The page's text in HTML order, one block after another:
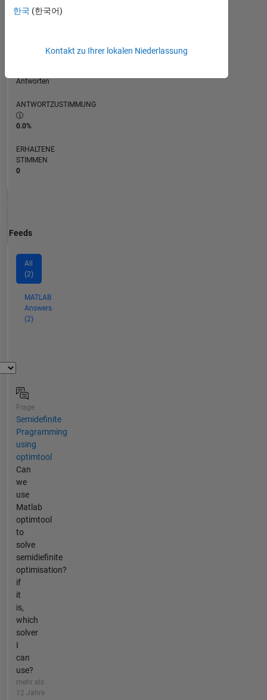
0
Antworten
ANTWORTZUSTIMMUNG
0.0%
ERHALTENE
STIMMEN
0
Feeds
All
(2)
MATLAB
Answers
(2)
Frage
Semidefinite
Pragramming
using
optimtool
Can
we
use
Matlab
optimtool
to
solve
semidiefinite
optimisation?
if
it
is,
which
solver
I
can
use?
mehr als
12 Jahre
한국 (한국어)
Kontakt zu Ihrer lokalen Niederlassung